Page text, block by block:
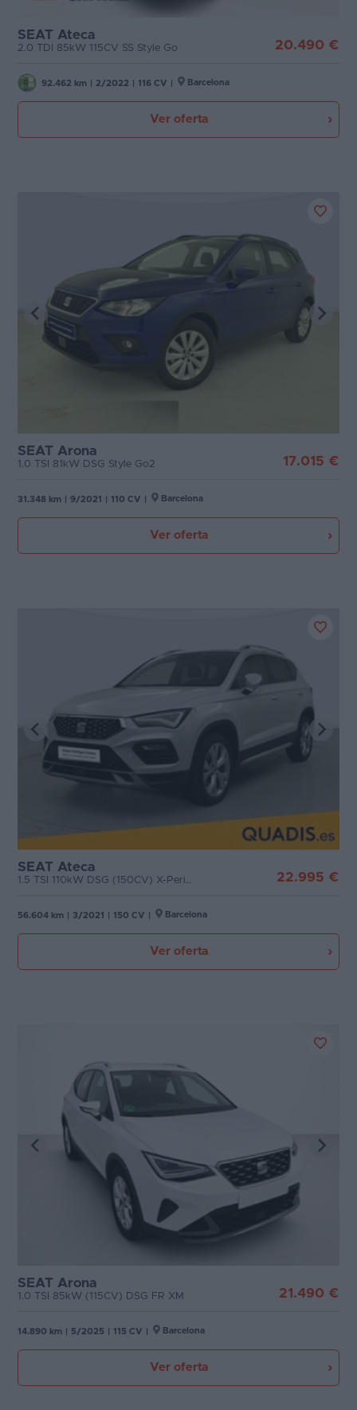
SEAT Ateca
2.0 TDI 85kW 115CV SS Style Go 20.490 €
92.462 km 2/2022 116 CV Barcelona
Ver oferta
SEAT Arona
1.0 TSI 81kW DSG Style Go2 17.015 €
31.348 km 9/2021 110 CV Barcelona
Ver oferta
SEAT Ateca
1.5 TSI 110kW DSG (150CV) X-Perience 22.995 €
56.604 km 3/2021 150 CV Barcelona
Ver oferta
SEAT Arona
1.0 TSI 85kW (115CV) DSG FR XM 21.490 €
14.890 km 5/2025 115 CV Barcelona
Ver oferta